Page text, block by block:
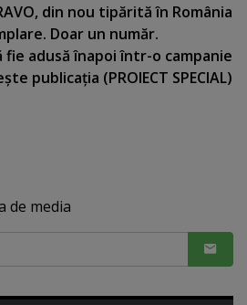
din nou tipărită în România
Doar un număr.
fie adusă înapoi într-o campanie
publicaţia (PROIECT SPECIAL)
de media